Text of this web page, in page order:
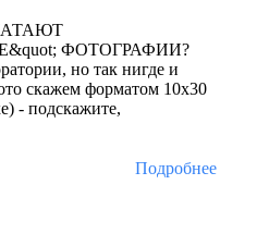
ФОТОГРАФИИ?
но так нигде и
скажем форматом 10х30
- подскажите,
Подробнее